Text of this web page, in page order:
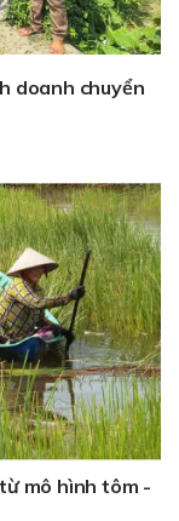
doanh chuyển
mô hình tôm -